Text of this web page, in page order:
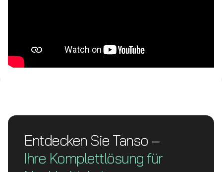
Entdecken Sie Tanso –
Ihre Komplett­lösung für